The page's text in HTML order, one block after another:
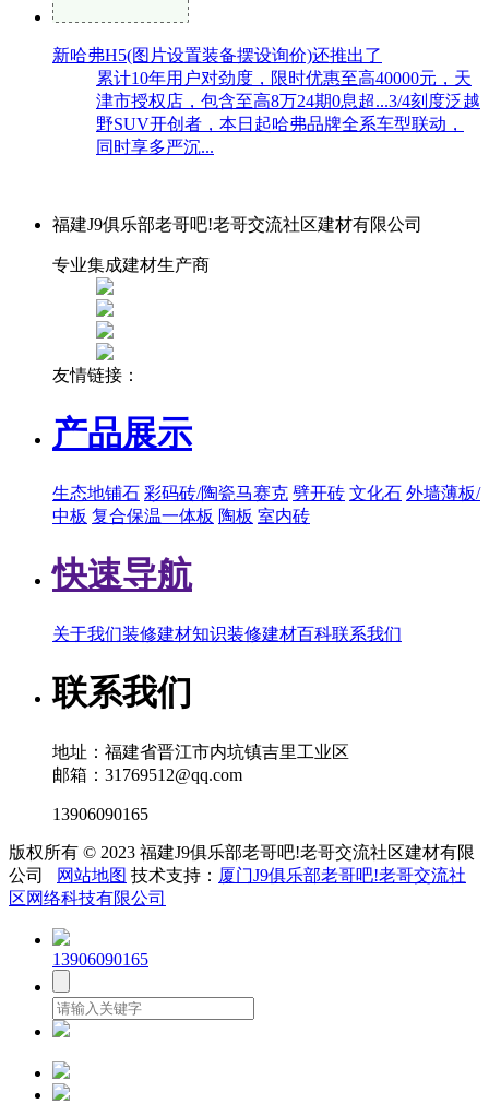
新哈弗H5(图片设置装备摆设询价)还推出了
累计10年用户对劲度，限时优惠至高40000元，天
津市授权店，包含至高8万24期0息超...3/4刻度泛越
野SUV开创者，本日起哈弗品牌全系车型联动，
同时享多严沉...
福建J9俱乐部老哥吧!老哥交流社区建材有限公司
专业集成建材生产商
友情链接：
产品展示
生态地铺石 彩码砖/陶瓷马赛克 劈开砖 文化石 外墙薄板/
中板 复合保温一体板 陶板 室内砖
快速导航
关于我们装修建材知识装修建材百科联系我们
联系我们
地址：福建省晋江市内坑镇吉里工业区
邮箱：31769512@qq.com
13906090165
版权所有 © 2023 福建J9俱乐部老哥吧!老哥交流社区建材有限
公司
网站地图 技术支持： 厦门J9俱乐部老哥吧!老哥交流社
区网络科技有限公司
13906090165